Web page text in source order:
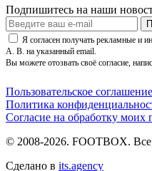
Подпишитесь на наши
Я согласен получать рекламные
А. В. на указанный email.
Вы можете отозвать своё согласие,
Пользовательское соглашение
Политика
Согласие на обработку
© 2008-2026. FOOTBOX.
Сделано в its.agency